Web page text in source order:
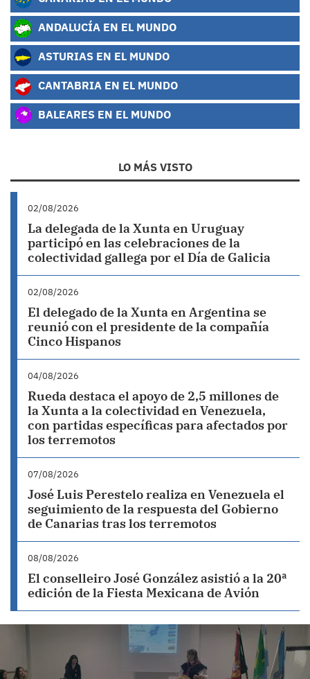
ANDALUCÍA EN EL MUNDO
ASTURIAS EN EL MUNDO
CANTABRIA EN EL MUNDO
BALEARES EN EL MUNDO
LO MÁS VISTO
02/08/2026
La delegada de la Xunta en Uruguay
participó en las celebraciones de la
colectividad gallega por el Día de Galicia
02/08/2026
El delegado de la Xunta en Argentina se
reunió con el presidente de la compañía
Cinco Hispanos
04/08/2026
Rueda destaca el apoyo de 2,5 millones de
la Xunta a la colectividad en Venezuela,
con partidas específicas para afectados por
los terremotos
07/08/2026
José Luis Perestelo realiza en Venezuela el
seguimiento de la respuesta del Gobierno
de Canarias tras los terremotos
08/08/2026
El conselleiro José González asistió a la 20ª
edición de la Fiesta Mexicana de Avión